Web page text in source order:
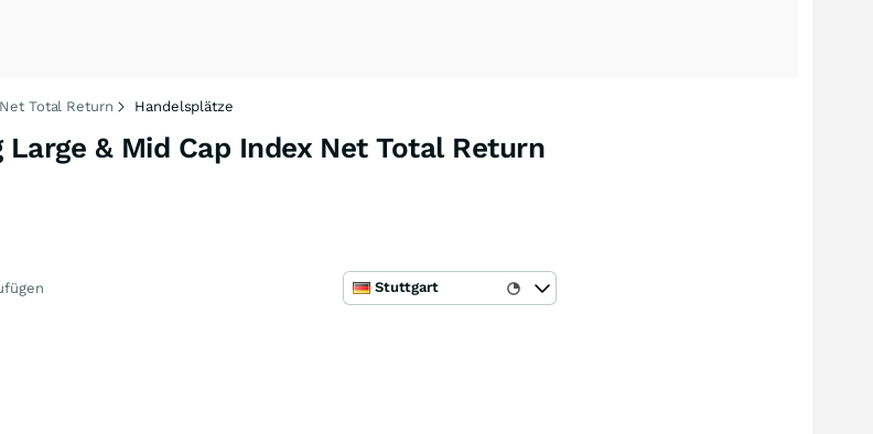
Total Return Handelsplätze
& Mid Cap Index Net Total Return
Stuttgart